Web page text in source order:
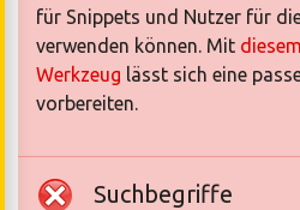
für Snippets und Nutzer für
verwenden können. Mit
Werkzeug lässt sich eine
vorbereiten.
Suchbegriffe